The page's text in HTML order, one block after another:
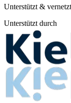
Unterstützt &
Unterstützt durch